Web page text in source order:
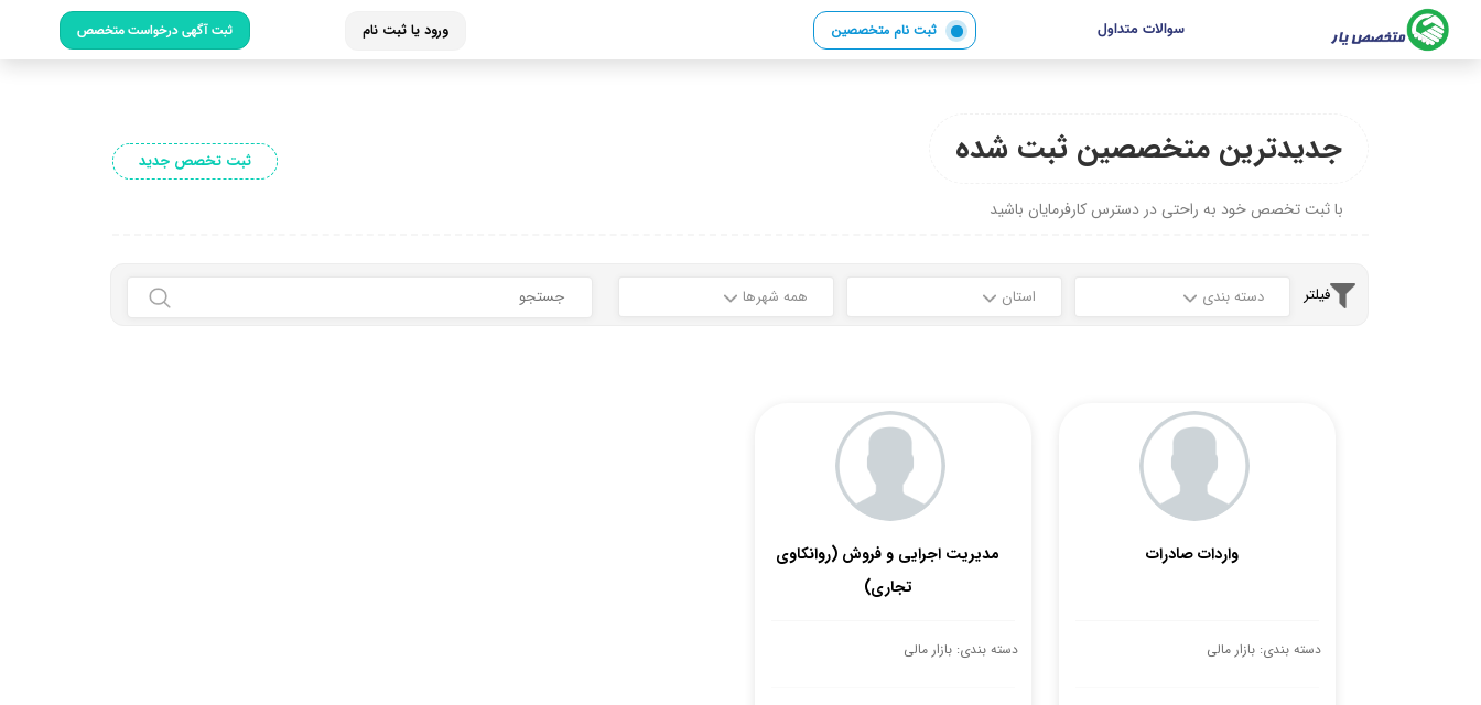
سوالات متداول ثبت نام متخصصین ثبت آگهی درخواست متخصص ورود یا ثبت نام
جدیدترین متخصصین ثبت شده ثبت تخصص جدید
با ثبت تخصص خود به راحتی در دسترس کارفرمایان باشید
فیلتر دسته بندی استان همه شهرها
واردات صادرات
دسته بندی: بازار مالی
مدیریت اجرایی و فروش (روانکاوی
تجاری)
دسته بندی: بازار مالی